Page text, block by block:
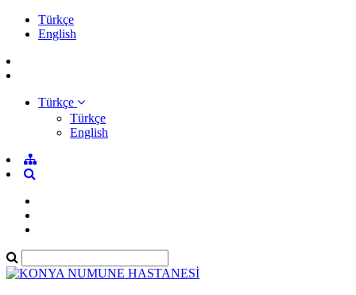
Türkçe
English
Türkçe
Türkçe
English